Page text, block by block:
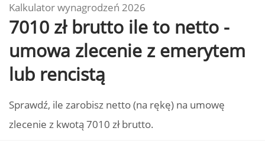
Kalkulator wynagrodzeń 2026
7010 zł brutto ile to netto -
umowa zlecenie z emerytem
lub rencistą
Sprawdź, ile zarobisz netto (na rękę) na umowę
zlecenie z kwotą 7010 zł brutto.